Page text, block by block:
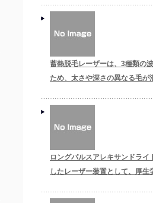
蓄熱脱毛レーザーは、3種類の
ため、太さや深さの異なる毛
ロングパルスアレキサンドラ
したレーザー装置として、厚